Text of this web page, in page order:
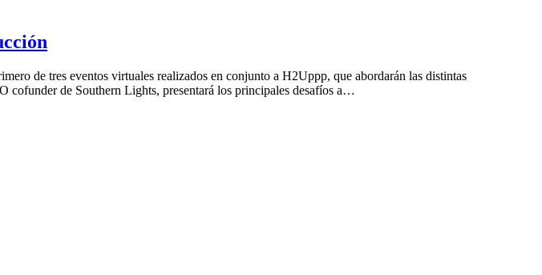
de tres eventos virtuales realizados en conjunto a H2Uppp, que abordarán las distintas
cofunder de Southern Lights, presentará los principales desafíos a…